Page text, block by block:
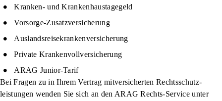
Kranken- und Krankenhaustagegeld
Vorsorge-Zusatzversicherung
Auslandsreisekrankenversicherung
Private Krankenvollversicherung
ARAG Junior-Tarif
Bei Fragen zu in Ihrem Vertrag mitversichertenRechtsschutz­
leistungen wenden Sie sich an den ARAG Rechts-Service unter